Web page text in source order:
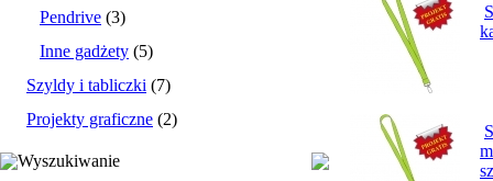
Pendrive (3)
Inne gadżety (5)
Szyldy i tabliczki (7)
Projekty graficzne (2)
Wyszukiwanie